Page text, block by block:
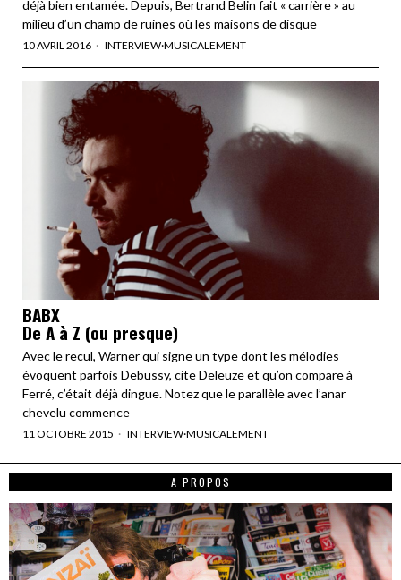
déjà bien entamée. Depuis, Bertrand Belin fait « carrière » au
milieu d’un champ de ruines où les maisons de disque
10 AVRIL 2016 INTERVIEW·MUSICALEMENT
BABX
De A à Z (ou presque)
Avec le recul, Warner qui signe un type dont les mélodies
évoquent parfois Debussy, cite Deleuze et qu’on compare à
Ferré, c’était déjà dingue. Notez que le parallèle avec l’anar
chevelu commence
11 OCTOBRE 2015 INTERVIEW·MUSICALEMENT
A PROPOS